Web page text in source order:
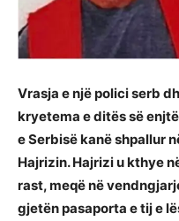
Vrasja e një polici serb
kryetema e ditës së
e Serbisë kanë shpallur
Hajrizin. Hajrizi u kthye
rast, meqë në
gjetën pasaporta e tij e